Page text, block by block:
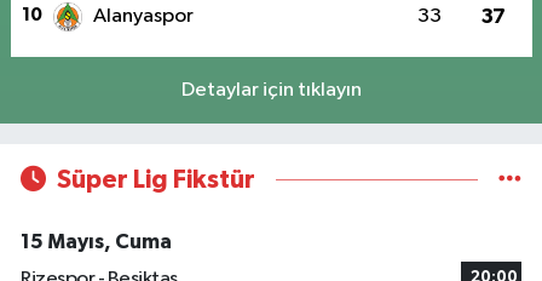
10 Alanyaspor 33 37
Detaylar için tıklayın
Süper Lig Fikstür
15 Mayıs, Cuma